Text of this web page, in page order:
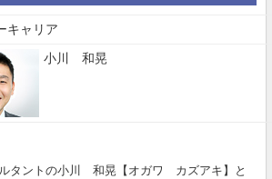
キャリア
小川 和晃
タントの小川 和晃【オガワ カズアキ】と